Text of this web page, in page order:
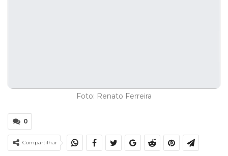
Foto: Renato Ferreira
0
Compartilhar